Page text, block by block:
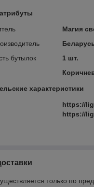
Магия
бутылок
1 шт.
характеристики
https://
https://
только по